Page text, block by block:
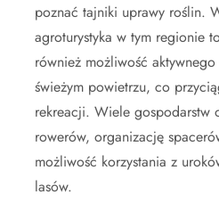
poznać tajniki uprawy roślin.
agroturystyka w tym regionie
również możliwość
świeżym powietrzu, co
rekreacji. Wiele gospodarstw
rowerów, organizację
możliwość korzystania z
lasów.